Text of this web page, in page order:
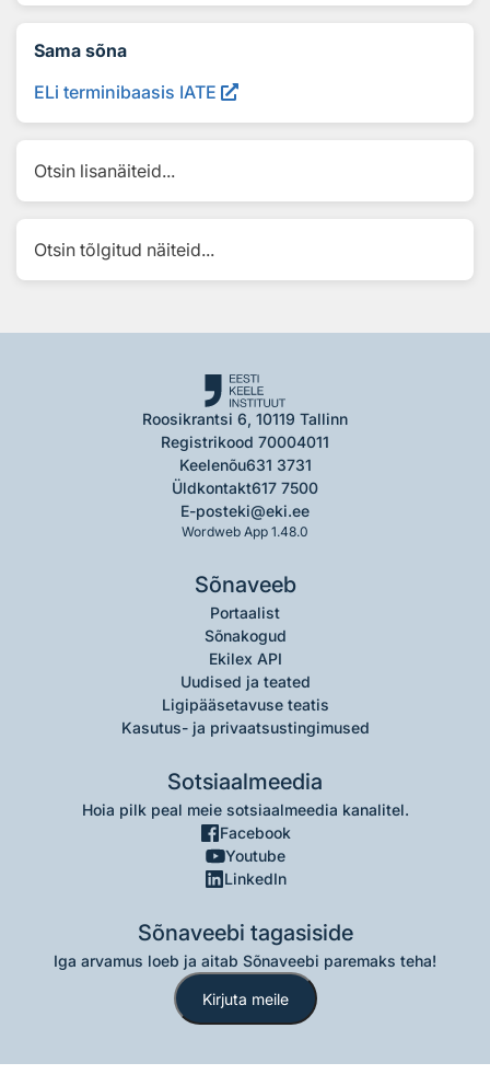
Sama sõna
ELi terminibaasis IATE
Otsin lisanäiteid...
Otsin tõlgitud näiteid...
Roosikrantsi 6, 10119 Tallinn
Registrikood 70004011
Keelenõu631 3731
Üldkontakt617 7500
E-posteki@eki.ee
Wordweb App 1.48.0
Sõnaveeb
Portaalist
Sõnakogud
Ekilex API
Uudised ja teated
Ligipääsetavuse teatis
Kasutus- ja privaatsustingimused
Sotsiaalmeedia
Hoia pilk peal meie sotsiaalmeedia kanalitel.
Facebook
Youtube
LinkedIn
Sõnaveebi tagasiside
Iga arvamus loeb ja aitab Sõnaveebi paremaks teha!
Kirjuta meile